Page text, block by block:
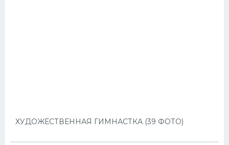
ХУДОЖЕСТВЕННАЯ ГИМНАСТКА (39 ФОТО)